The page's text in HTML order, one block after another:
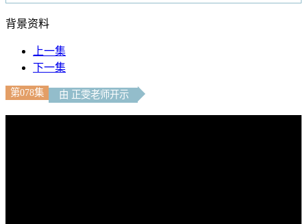
背景资料
上一集
下一集
第078集 由 正雯老师开示